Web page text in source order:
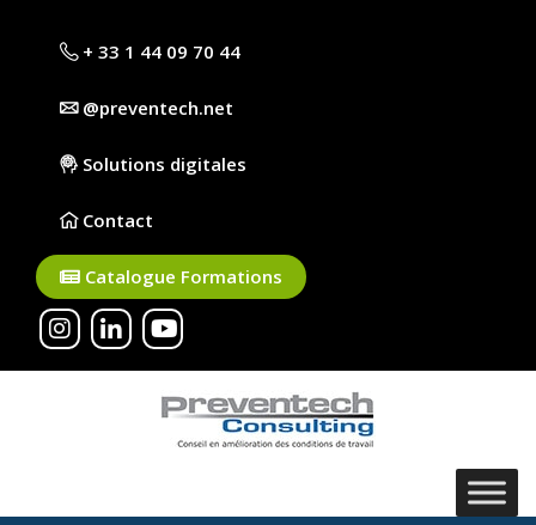
+ 33 1 44 09 70 44
@preventech.net
Solutions digitales
Contact
Catalogue Formations